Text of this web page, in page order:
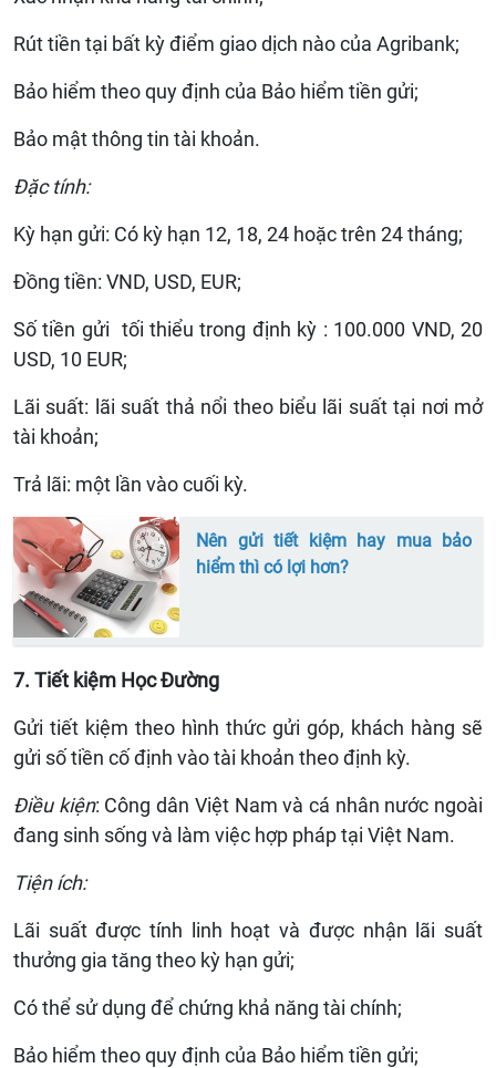
Rút tiền tại bất kỳ điểm giao dịch nào của Agribank;
Bảo hiểm theo quy định của Bảo hiểm tiền gửi;
Bảo mật thông tin tài khoản.
Đặc tính:
Kỳ hạn gửi: Có kỳ hạn 12, 18, 24 hoặc trên 24 tháng;
Đồng tiền: VND, USD, EUR;
Số tiền gửi tối thiểu trong định kỳ : 100.000 VND, 20
USD, 10 EUR;
Lãi suất: lãi suất thả nổi theo biểu lãi suất tại nơi mở
tài khoản;
Trả lãi: một lần vào cuối kỳ.
Nên gửi tiết kiệm hay mua bảo
hiểm thì có lợi hơn?
7. Tiết kiệm Học Đường
Gửi tiết kiệm theo hình thức gửi góp, khách hàng sẽ
gửi số tiền cố định vào tài khoản theo định kỳ.
Điều kiện: Công dân Việt Nam và cá nhân nước ngoài
đang sinh sống và làm việc hợp pháp tại Việt Nam.
Tiện ích:
Lãi suất được tính linh hoạt và được nhận lãi suất
thưởng gia tăng theo kỳ hạn gửi;
Có thể sử dụng để chứng khả năng tài chính;
Bảo hiểm theo quy định của Bảo hiểm tiền gửi;